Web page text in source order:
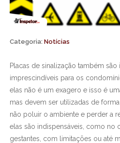
Categoria: Notícias
Placas de sinalização também são
imprescindíveis para os
elas não é um exagero e isso é
mas devem ser utilizadas de
não poluir o ambiente e perder a
elas são indispensáveis, como no
gestantes, com limitações ou até